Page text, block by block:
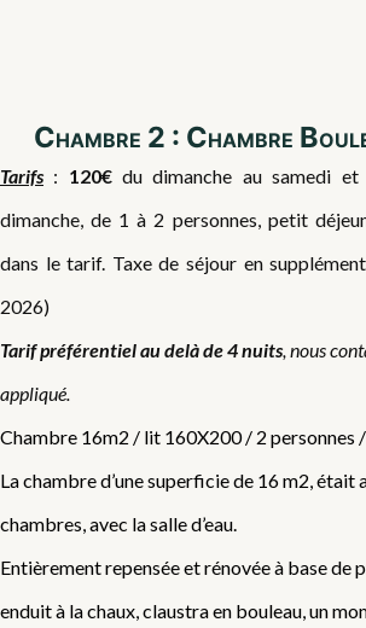
Chambre 2 : Chambre
Tarifs : 120€du dimanche au samedi et
dimanche, de 1 à 2 personnes, petit
dans le tarif. Taxe de séjour en
2026)
Tarif préférentiel au delà de 4 nuits , nous
appliqué.
Chambre 16m2 / lit 160X200 / 2 personnes
La chambre d’une superficie de 16 m2, était
chambres, avec la salle d’eau.
Entièrement repensée et rénovée à base de
enduit à la chaux, claustra en bouleau, un